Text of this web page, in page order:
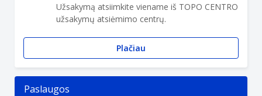
Užsakymą atsiimkite viename iš TOPO CENTRO
užsakymų atsiėmimo centrų.
Plačiau
Paslaugos